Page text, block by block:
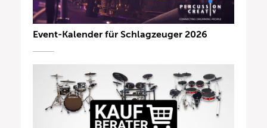
Event-Kalender für Schlagzeuger 2026